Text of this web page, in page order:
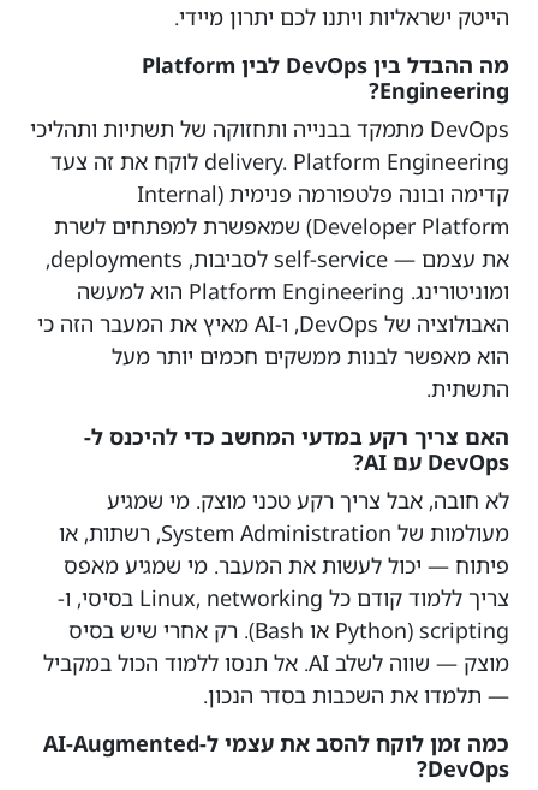
הייטק ישראליות ויתנו לכם יתרון מיידי.
מה ההבדל בין DevOps לבין Platform
Engineering?
DevOps מתמקד בבנייה ותחזוקה של תשתיות ותהליכי
delivery. Platform Engineering לוקח את זה צעד
קדימה ובונה פלטפורמה פנימית (Internal
Developer Platform) שמאפשרת למפתחים לשרת
את עצמם — self-service לסביבות, deployments,
ומוניטורינג. Platform Engineering הוא למעשה
האבולוציה של DevOps, ו-AI מאיץ את המעבר הזה כי
הוא מאפשר לבנות ממשקים חכמים יותר מעל
התשתית.
האם צריך רקע במדעי המחשב כדי להיכנס ל-
DevOps עם AI?
לא חובה, אבל צריך רקע טכני מוצק. מי שמגיע
מעולמות של System Administration, רשתות, או
פיתוח — יכול לעשות את המעבר. מי שמגיע מאפס
צריך ללמוד קודם כל Linux, networking בסיסי, ו-
scripting (Python או Bash). רק אחרי שיש בסיס
מוצק — שווה לשלב AI. אל תנסו ללמוד הכול במקביל
— תלמדו את השכבות בסדר הנכון.
כמה זמן לוקח להסב את עצמי ל-AI-Augmented
DevOps?